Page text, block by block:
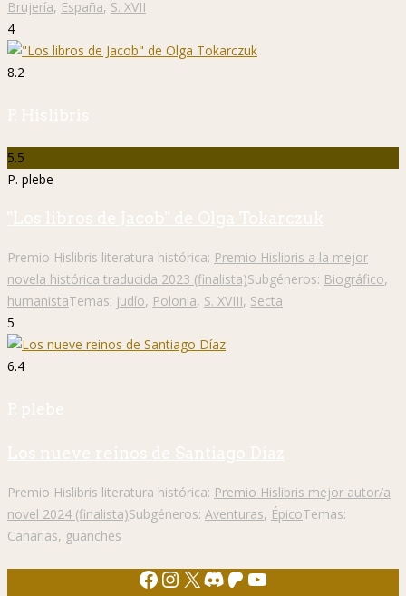
Brujería, España, S. XVII
4
8.2
P. Hislibris
5.5
P. plebe
"Los libros de Jacob" de Olga Tokarczuk
Premio Hislibris literatura histórica: Premio Hislibris a la mejor
novela histórica traducida 2023 (finalista)Subgéneros: Biográfico,
humanistaTemas: judío, Polonia, S. XVIII, Secta
5
6.4
P. plebe
Los nueve reinos de Santiago Díaz
Premio Hislibris literatura histórica: Premio Hislibris mejor autor/a
novel 2024 (finalista)Subgéneros: Aventuras, ÉpicoTemas:
Canarias, guanches
Facebook
Instagram
X Discord
Patreon
YouTube